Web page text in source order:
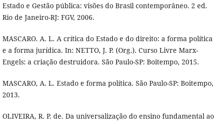
Estado e Gestão pública: visões do Brasil contemporâneo. 2 ed.
Rio de Janeiro-RJ: FGV, 2006.
MASCARO. A. L. A crítica do Estado e do direito: a forma política
e a forma jurídica. In: NETTO, J. P. (Org.). Curso Livre Marx-
Engels: a criação destruidora. São Paulo-SP: Boitempo, 2015.
MASCARO, A. L. Estado e forma política. São Paulo-SP: Boitempo,
2013.
OLIVEIRA, R. P. de. Da universalização do ensino fundamental ao